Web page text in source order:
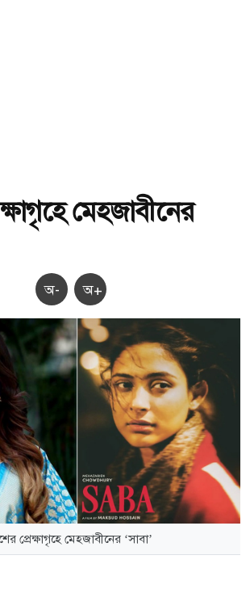
মেহজাবীনের
অ- অ+
প্রেক্ষাগৃহে মেহজাবীনের ‘সাবা’